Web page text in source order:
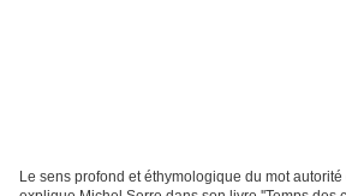
Le sens profond et éthymologique du mot